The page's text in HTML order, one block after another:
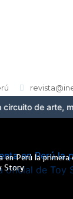
de arte,
Perú la primera
Story